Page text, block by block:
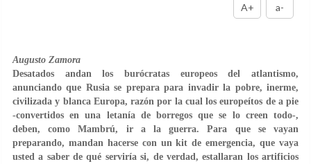
A+ a-
Augusto Zamora
Desatados andan los burócratas europeos del atlantismo,
anunciando que Rusia se prepara para invadir la pobre, inerme,
civilizada y blanca Europa, razón por la cual los europeítos de a pie
-convertidos en una letanía de borregos que se lo creen todo-,
deben, como Mambrú, ir a la guerra. Para que se vayan
preparando, mandan hacerse con un kit de emergencia, que vaya
usted a saber de qué serviría si, de verdad, estallaran los artificios